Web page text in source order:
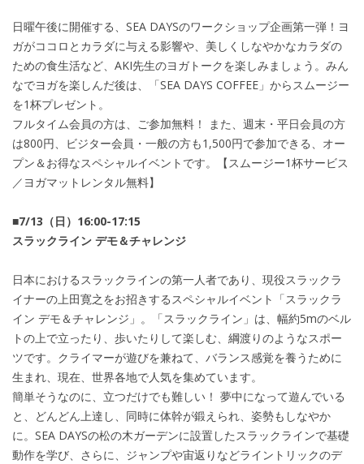
日曜午後に開催する、SEA DAYSのワークショップ企画第一弾！ヨ
ガがココロとカラダに与える影響や、美しくしなやかなカラダの
ための食生活など、AKI先生のヨガトークを楽しみましょう。みん
なでヨガを楽しんだ後は、「SEA DAYS COFFEE」からスムージー
を1杯プレゼント。
フルタイム会員の方は、ご参加無料！ また、週末・平日会員の方
は800円、ビジター会員・一般の方も1,500円で参加できる、オー
プン＆お得なスペシャルイベントです。【スムージー1杯サービス
／ヨガマットレンタル無料】
■7/13（日）16:00-17:15
スラックライン デモ＆チャレンジ
日本におけるスラックラインの第一人者であり、現役スラックラ
イナーの上田寛之をお招きするスペシャルイベント「スラックラ
イン デモ＆チャレンジ」。「スラックライン」は、幅約5mのベル
トの上で立ったり、歩いたりして楽しむ、綱渡りのようなスポー
ツです。クライマーが遊びを兼ねて、バランス感覚を養うために
生まれ、現在、世界各地で人気を集めています。
簡単そうなのに、立つだけでも難しい！ 夢中になって遊んでいる
と、どんどん上達し、同時に体幹が鍛えられ、姿勢もしなやか
に。SEA DAYSの松の木ガーデンに設置したスラックラインで基礎
動作を学び、さらに、ジャンプや宙返りなどライントリックのデ